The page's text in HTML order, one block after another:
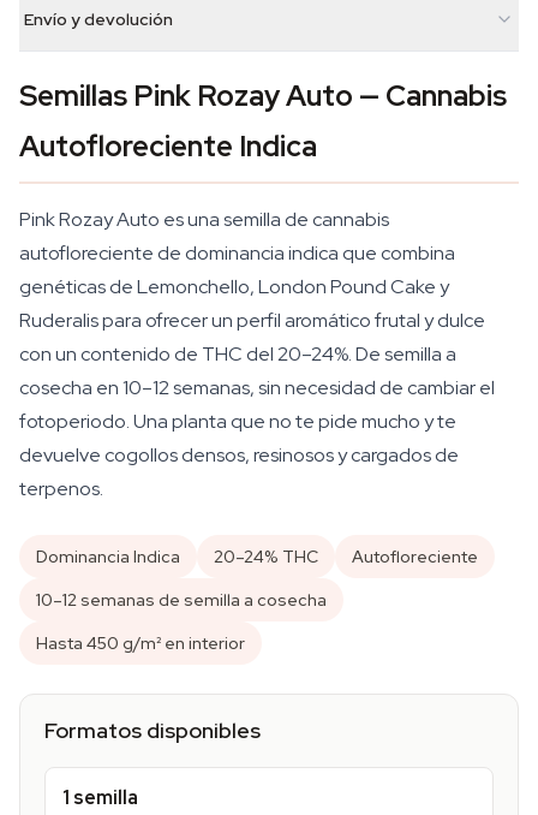
Envío y devolución
Semillas Pink Rozay Auto — Cannabis
Autofloreciente Indica
Pink Rozay Auto es una semilla de cannabis
autofloreciente de dominancia indica que combina
genéticas de Lemonchello, London Pound Cake y
Ruderalis para ofrecer un perfil aromático frutal y dulce
con un contenido de THC del 20–24%. De semilla a
cosecha en 10–12 semanas, sin necesidad de cambiar el
fotoperiodo. Una planta que no te pide mucho y te
devuelve cogollos densos, resinosos y cargados de
terpenos.
Dominancia Indica 20–24% THC
Autofloreciente
10–12 semanas de semilla a cosecha
Hasta 450 g/m² en interior
Formatos disponibles
1 semilla